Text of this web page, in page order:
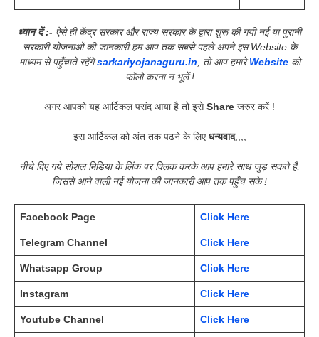
ध्यान दें :- ऐसे ही केंद्र सरकार और राज्य सरकार के द्वारा शुरू की गयी नई या पुरानी
सरकारी योजनाओं की जानकारी हम आप तक सबसे पहले अपने इस Website के
माध्यम से पहुँचाते रहेंगेsarkariyojanaguru.in , तो आप हमारेWebsiteको
फॉलो करना न भूलें !
अगर आपको यह आर्टिकल पसंद आया है तो इसेShare जरुर करें !
इस आर्टिकल को अंत तक पढने के लिएधन्यवाद,,,,
नीचे दिए गये सोशल मिडिया के लिंक पर क्लिक करके आप हमारे साथ जुड़ सकते है,
जिससे आने वाली नई योजना की जानकारी आप तक पहुँच सके !
Facebook Page Click Here
Telegram Channel Click Here
Whatsapp Group Click Here
Instagram Click Here
Youtube Channel Click Here